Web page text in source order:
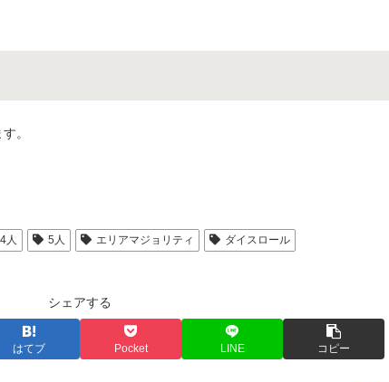
。
4人 5人 エリアマジョリティ
ダイスロール
シェアする
はてブ Pocket LINE コピー